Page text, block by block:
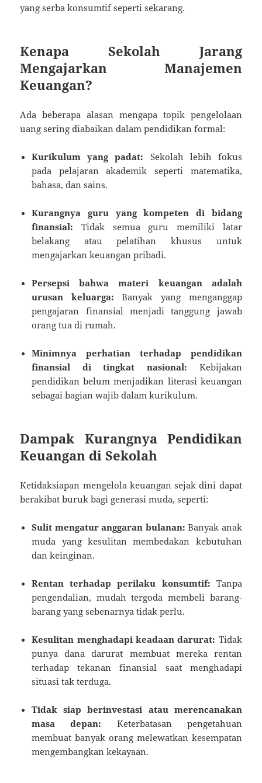
yang serba konsumtif seperti sekarang.
Kenapa Sekolah Jarang
Mengajarkan Manajemen
Keuangan?
Ada beberapa alasan mengapa topik pengelolaan
uang sering diabaikan dalam pendidikan formal:
Kurikulum yang padat: Sekolah lebih fokus
pada pelajaran akademik seperti matematika,
bahasa, dan sains.
Kurangnya guru yang kompeten di bidang
finansial: Tidak semua guru memiliki latar
belakang atau pelatihan khusus untuk
mengajarkan keuangan pribadi.
Persepsi bahwa materi keuangan adalah
urusan keluarga: Banyak yang menganggap
pengajaran finansial menjadi tanggung jawab
orang tua di rumah.
Minimnya perhatian terhadap pendidikan
finansial di tingkat nasional: Kebijakan
pendidikan belum menjadikan literasi keuangan
sebagai bagian wajib dalam kurikulum.
Dampak Kurangnya Pendidikan
Keuangan di Sekolah
Ketidaksiapan mengelola keuangan sejak dini dapat
berakibat buruk bagi generasi muda, seperti:
Sulit mengatur anggaran bulanan: Banyak anak
muda yang kesulitan membedakan kebutuhan
dan keinginan.
Rentan terhadap perilaku konsumtif: Tanpa
pengendalian, mudah tergoda membeli barang-
barang yang sebenarnya tidak perlu.
Kesulitan menghadapi keadaan darurat: Tidak
punya dana darurat membuat mereka rentan
terhadap tekanan finansial saat menghadapi
situasi tak terduga.
Tidak siap berinvestasi atau merencanakan
masa depan: Keterbatasan pengetahuan
membuat banyak orang melewatkan kesempatan
mengembangkan kekayaan.